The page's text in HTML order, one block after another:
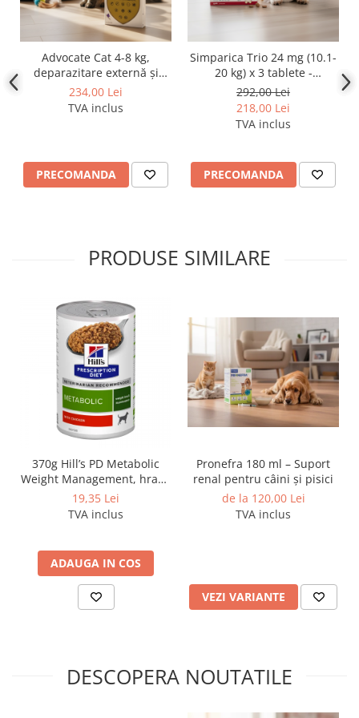
Advocate Cat 4-8 kg,
deparazitare externă și
internă, 3 pipete
234,00 Lei
TVA inclus
PRECOMANDA
Simparica Trio 24 mg (10.1-
20 kg) x 3 tablete -
preventie antiparazitare
externa si interna pentru
caini
292,00 Lei
218,00 Lei
TVA inclus
PRECOMANDA
PRODUSE SIMILARE
370g Hill’s PD Metabolic
Weight Management, hrană
umedă dietă veterinară
pentru caini cu probleme
19,35 Lei
TVA inclus
ADAUGA IN COS
Pronefra 180 ml – Suport
renal pentru câini și pisici
de la 120,00 Lei
TVA inclus
VEZI VARIANTE
DESCOPERA NOUTATILE